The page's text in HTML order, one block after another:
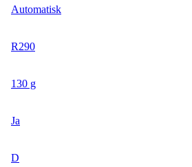
Automatisk
R290
130 g
Ja
D